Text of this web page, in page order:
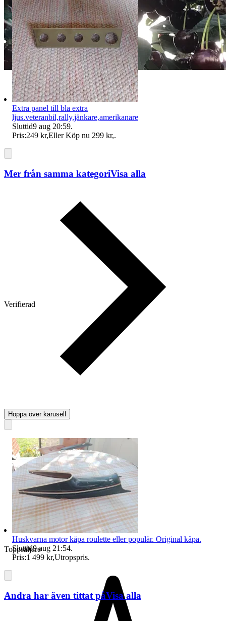
Verifierad
Toppsäljare
Extra panel till bla extra
ljus.veteranbil,rally,jänkare,amerikanare
Sluttid9 aug 20:59.
Pris:249 kr,Eller Köp nu 299 kr,.
Mer från samma kategoriVisa alla
Hoppa över karusell
Huskvarna motor kåpa roulette eller populär. Original kåpa.
Sluttid9 aug 21:54.
Pris:1 499 kr,Utropspris.
Andra har även tittat påVisa alla